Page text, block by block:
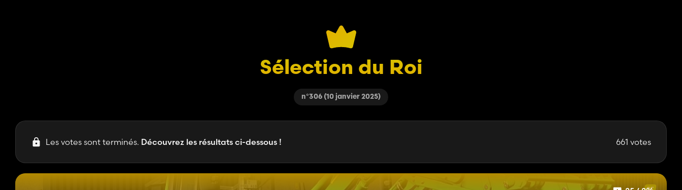
Sélection du Roi
n°306 (10 janvier 2025)
Les votes sont terminés. Découvrez les résultats ci-dessous ! 661 votes